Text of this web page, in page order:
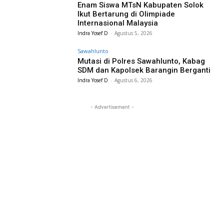
Enam Siswa MTsN Kabupaten Solok
Ikut Bertarung di Olimpiade
Internasional Malaysia
Indra Yosef D - Agustus 5, 2026
Sawahlunto
Mutasi di Polres Sawahlunto, Kabag
SDM dan Kapolsek Barangin Berganti
Indra Yosef D - Agustus 6, 2026
- Advertisement -